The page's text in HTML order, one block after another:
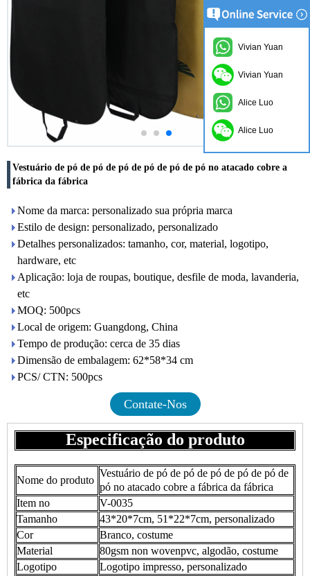
Vestuário de pó de pó de pó de pó de pó de pó no atacado cobre a
fábrica da fábrica
Nome da marca: personalizado sua própria marca
Estilo de design: personalizado, personalizado
Detalhes personalizados: tamanho, cor, material, logotipo,
hardware, etc
Aplicação: loja de roupas, boutique, desfile de moda, lavanderia,
etc
MOQ: 500pcs
Local de origem: Guangdong, China
Tempo de produção: cerca de 35 dias
Dimensão de embalagem: 62*58*34 cm
PCS/ CTN: 500pcs
Contate-Nos
Especificação do produto
Nome do produto
Vestuário de pó de pó de pó de pó de pó de
pó no atacado cobre a fábrica da fábrica
Item no
V-0035
Tamanho
43*20*7cm, 51*22*7cm, personalizado
Cor
Branco, costume
Material
80gsm non wovenpvc, algodão, costume
Logotipo
Logotipo impresso, personalizado
Vivian Yuan
Vivian Yuan
Alice Luo
Alice Luo